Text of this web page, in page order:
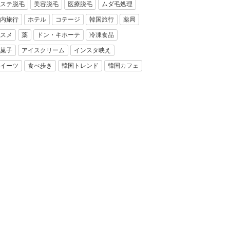
テ脱毛 美容脱毛 医療脱毛 ムダ毛処理
旅行 ホテル コテージ 韓国旅行 薬局
メ 薬 ドン・キホーテ 冷凍食品
子 アイスクリーム インスタ映え
ーツ 食べ歩き 韓国トレンド 韓国カフェ